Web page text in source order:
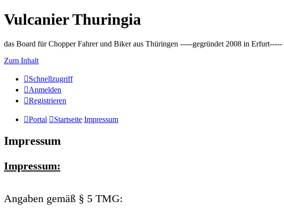
Vulcanier Thuringia
das Board für Chopper Fahrer und Biker aus Thüringen -----gegründet 2008 in Erfurt-----
Zum Inhalt
Schnellzugriff
Anmelden
Registrieren
Portal Startseite Impressum
Impressum
Impressum:
Angaben gemäß § 5 TMG: